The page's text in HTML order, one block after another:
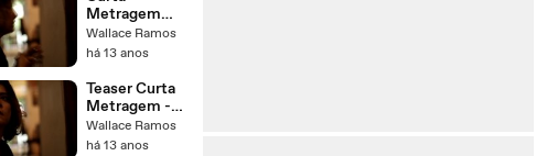
Metragem
Tempo
Wallace Ramos
há 13 anos
Teaser Curta
Metragem -
TEMPO -
Short Filme
Wallace Ramos
há 13 anos